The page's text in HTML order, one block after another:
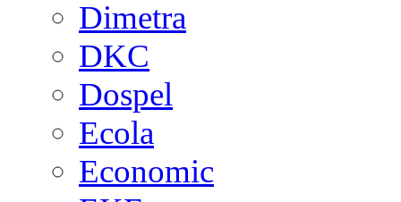
Dimetra
DKC
Dospel
Ecola
Economic